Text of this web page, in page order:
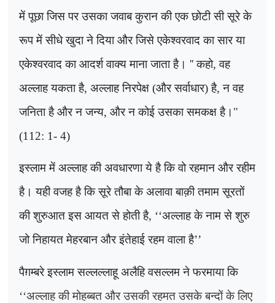
में पूछा जिस पर उसका जवाब कुरान की एक छोटी सी सूरे के
रूप में सीधे खुदा ने दिया और जिसे एकेश्वरवाद का सार या
एकेश्वरवाद का आदर्श वाक्य माना जाता है। '' कहो,वह
अल्लाह यकता है, अल्लाह निरपेक्ष (और सर्वाधार) है, न वह
जनिता है और न जन्य, और न कोई उसका समकक्ष है।"
(112: 1- 4)
इस्लाम में अल्लाह की अवधारणा ये है कि वो रहमान और रहीम
है। यही वजह है कि सूरे तौबा के अलावा बाक़ी तमाम सूरतों
की शुरुआत इस आयत से होती है, ‘‘अल्लाह के नाम से शुरु
जो निहायत मेहरबान और इंतेहाई रहम वाला है’’
पैग़म्बरे इस्लाम सल्लल्लाहू अलैहि वसल्लम ने फरमाया कि
‘‘अल्लाह की मोहब्बत और उसकी रहमत उसके बन्दों के लिए